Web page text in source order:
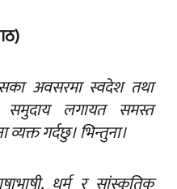
अवसरमा स्वदेश तथा
समुदाय लगायत समस्त
गर्दछु। भिन्तुना।